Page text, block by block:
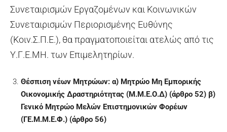
Συνεταιρισμών Εργαζομένων και Κοινωνικών
Συνεταιρισμών Περιορισμένης Ευθύνης
(Κοιν.Σ.Π.Ε.), θα πραγματοποιείται ατελώς από τις
Υ.Γ.Ε.ΜΗ. των Επιμελητηρίων.
Θέσπιση νέων Μητρώων: α) Μητρώο Μη Εμπορικής
Οικονομικής Δραστηριότητας (Μ.Μ.Ε.Ο.Δ) (άρθρο 52) β)
Γενικό Μητρώο Μελών Επιστημονικών Φορέων
(ΓΕ.Μ.Μ.Ε.Φ.) (άρθρο 56)